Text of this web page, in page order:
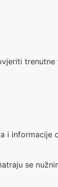
i informacije
se